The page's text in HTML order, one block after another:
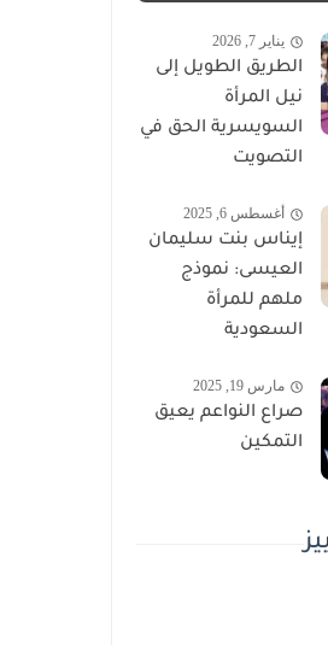
يناير 7, 2026
الطريق الطويل إلى
نيل المرأة
السويسرية الحق في
التصويت
أغسطس 6, 2025
إيناس بنت سليمان
العيسى: نموذج
ملهم للمرأة
السعودية
مارس 19, 2025
صراع النواعم يعيق
التمكين